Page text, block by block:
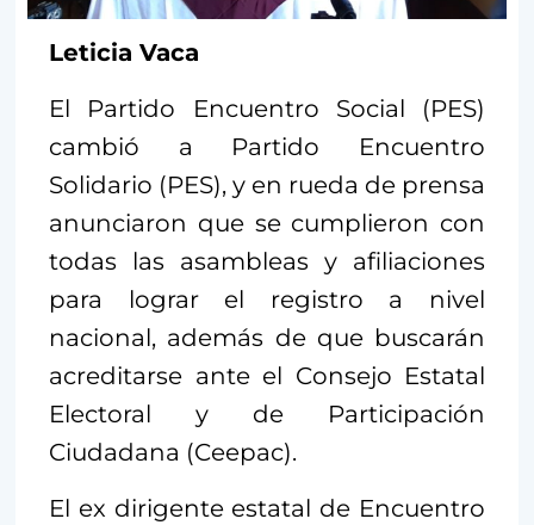
Leticia Vaca
El Partido Encuentro Social (PES)
cambió a Partido Encuentro
Solidario (PES), y en rueda de prensa
anunciaron que se cumplieron con
todas las asambleas y afiliaciones
para lograr el registro a nivel
nacional, además de que buscarán
acreditarse ante el Consejo Estatal
Electoral y de Participación
Ciudadana (Ceepac).
El ex dirigente estatal de Encuentro